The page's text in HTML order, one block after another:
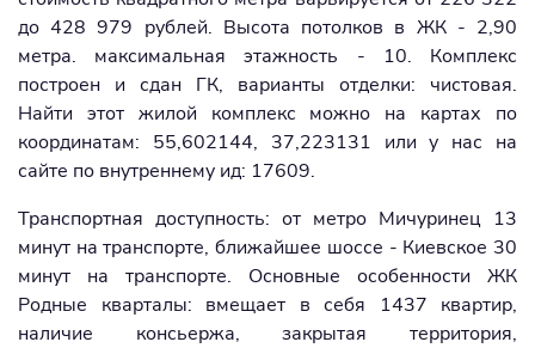
до 428 979 рублей. Высота потолков в ЖК - 2,90
метра. максимальная этажность - 10. Комплекс
построен и сдан ГК, варианты отделки: чистовая.
Найти этот жилой комплекс можно на картах по
координатам: 55,602144, 37,223131 или у нас на
сайте по внутреннему ид: 17609.
Транспортная доступность: от метро Мичуринец 13
минут на транспорте, ближайшее шоссе - Киевское 30
минут на транспорте. Основные особенности ЖК
Родные кварталы: вмещает в себя 1437 квартир,
наличие консьержа, закрытая территория,